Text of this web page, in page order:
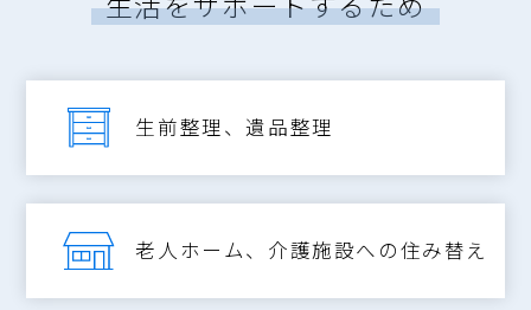
生前整理、遺品整理
老人ホーム、介護施設への住み替え